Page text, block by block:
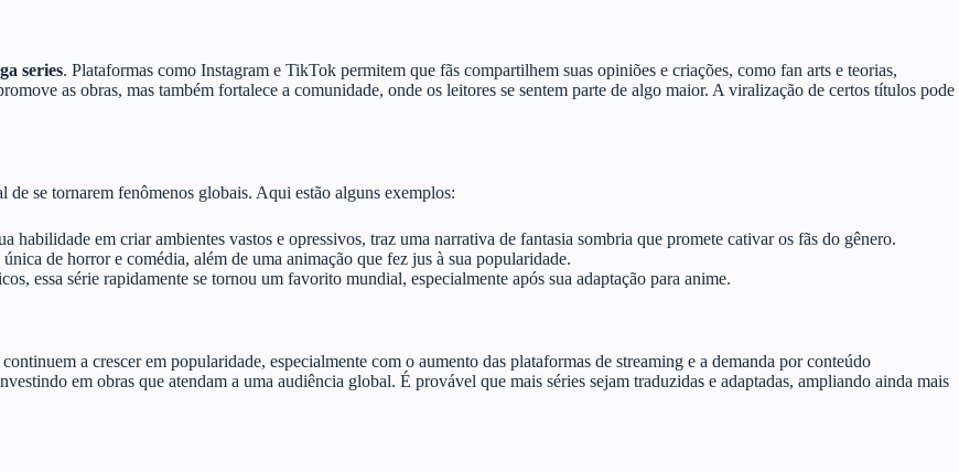
series. Plataformas como Instagram e TikTok permitem que fãs compartilhem suas opiniões e criações, como fan arts e teorias,
as obras, mas também fortalece a comunidade, onde os leitores se sentem parte de algo maior. A viralização de certos títulos pode
de se tornarem fenômenos globais. Aqui estão alguns exemplos:
habilidade em criar ambientes vastos e opressivos, traz uma narrativa de fantasia sombria que promete cativar os fãs do gênero.
de horror e comédia, além de uma animação que fez jus à sua popularidade.
essa série rapidamente se tornou um favorito mundial, especialmente após sua adaptação para anime.
a crescer em popularidade, especialmente com o aumento das plataformas de streaming e a demanda por conteúdo
em obras que atendam a uma audiência global. É provável que mais séries sejam traduzidas e adaptadas, ampliando ainda mais